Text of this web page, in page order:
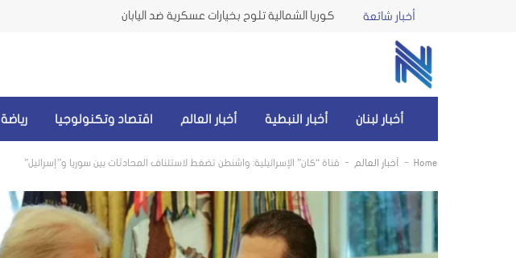
أخبار شائعة كوريا الشمالية تلوح بخيارات عسكرية ضد اليابان
أخبار لبنان أخبار النبطية أخبار العالم اقتصاد وتكنولوجيا رياضة
Home
- أخبار العالم - قناة “كان” الإسرائيلية: واشنطن تضغط لاستئناف المحادثات بين سوريا و”إسرائيل”